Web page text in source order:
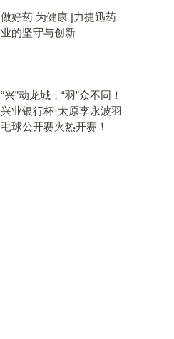
做好药 为健康 |力捷迅药
业的坚守与创新
“兴”动龙城，“羽”众不同！
兴业银行杯·太原李永波羽
毛球公开赛火热开赛！